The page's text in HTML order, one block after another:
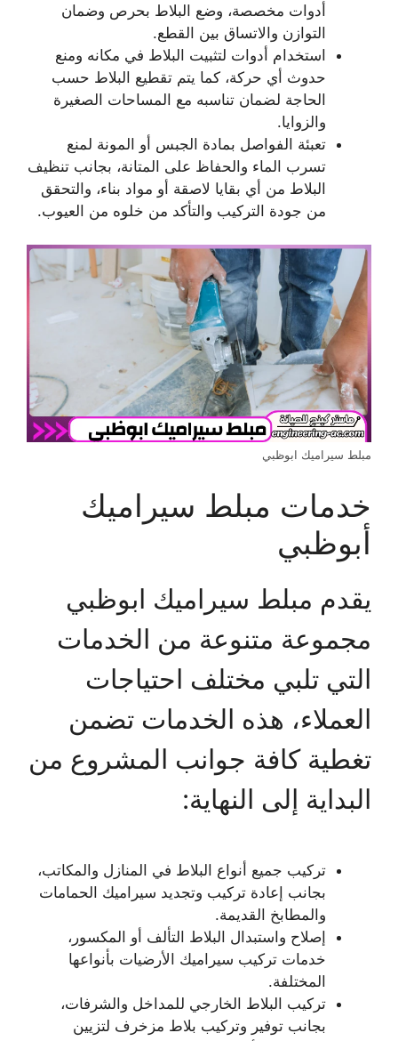
أدوات مخصصة، وضع البلاط بحرص وضمان
التوازن والاتساق بين القطع.
استخدام أدوات لتثبيت البلاط في مكانه ومنع
حدوث أي حركة، كما يتم تقطيع البلاط حسب
الحاجة لضمان تناسبه مع المساحات الصغيرة
والزوايا.
تعبئة الفواصل بمادة الجبس أو المونة لمنع
تسرب الماء والحفاظ على المتانة، بجانب تنظيف
البلاط من أي بقايا لاصقة أو مواد بناء، والتحقق
من جودة التركيب والتأكد من خلوه من العيوب.
مبلط سيراميك ابوظبي
خدمات مبلط سيراميك
أبوظبي
يقدم مبلط سيراميك ابوظبي
مجموعة متنوعة من الخدمات
التي تلبي مختلف احتياجات
العملاء، هذه الخدمات تضمن
تغطية كافة جوانب المشروع من
البداية إلى النهاية:
تركيب جميع أنواع البلاط في المنازل والمكاتب،
بجانب إعادة تركيب وتجديد سيراميك الحمامات
والمطابخ القديمة.
إصلاح واستبدال البلاط التألف أو المكسور،
خدمات تركيب سيراميك الأرضيات بأنواعها
المختلفة.
تركيب البلاط الخارجي للمداخل والشرفات،
بجانب توفير وتركيب بلاط مزخرف لتزيين